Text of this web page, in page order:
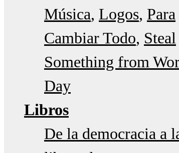
Música Logos Para
Cambiar Todo Steal
Something from
Day
Libros
De la democracia a